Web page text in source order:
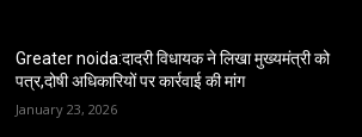
Greater noida:दादरी विधायक ने लिखा मुख्यमंत्री को
पत्र,दोषी अधिकारियों पर कार्रवाई की मांग
January 23, 2026